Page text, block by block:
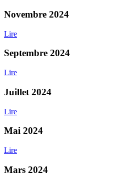
Novembre 2024
Lire
Septembre 2024
Lire
Juillet 2024
Lire
Mai 2024
Lire
Mars 2024